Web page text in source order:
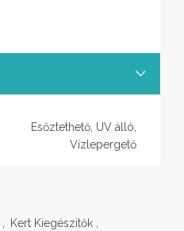
Esőztethető, UV álló,
Vízlepergető
, Kert Kiegészítők ,